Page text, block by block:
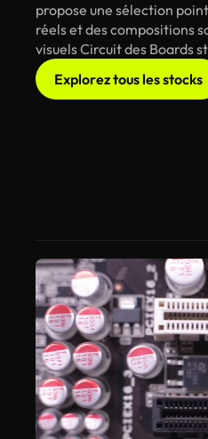
propose une sélection
réels et des compositions
visuels Circuit des Boards
Explorez tous les stocks